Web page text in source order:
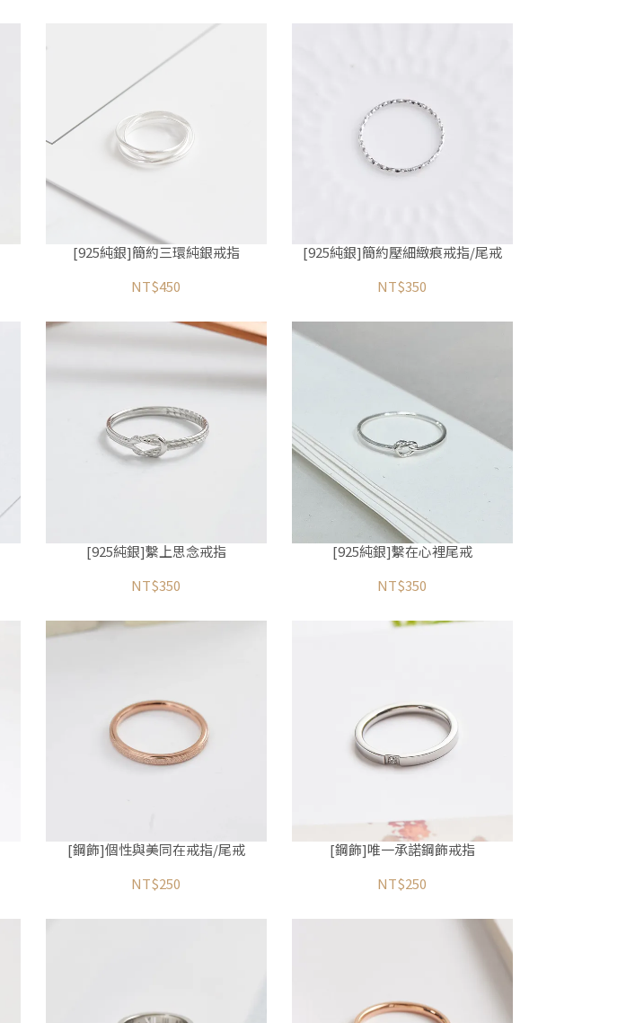
[925純銀]簡約三環純銀戒指
NT$450
[925純銀]簡約壓細緻痕戒指/尾戒
NT$350
[925純銀]繫上思念戒指
NT$350
[925純銀]繫在心裡尾戒
NT$350
[鋼飾]個性與美同在戒指/尾戒
NT$250
[鋼飾]唯一承諾鋼飾戒指
NT$250